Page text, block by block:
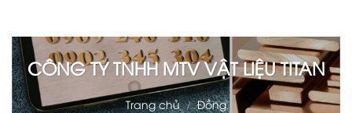
CÔNG TY TNHH MTV VẬT LIỆU TITAN
Trang chủ / Đồng